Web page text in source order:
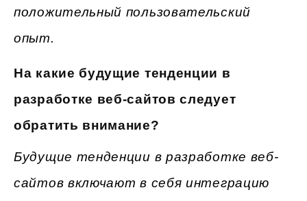
положительный пользовательский
опыт.
На какие будущие тенденции в
разработке веб-сайтов следует
обратить внимание?
Будущие тенденции в разработке веб-
сайтов включают в себя интеграцию